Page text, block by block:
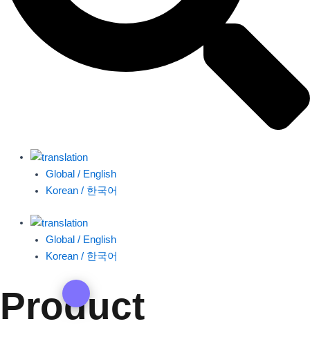
Global / English
Korean / 한국어
Global / English
Korean / 한국어
Product